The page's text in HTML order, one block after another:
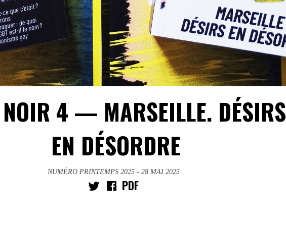
4 — MARSEILLE. DÉSIRS
EN DÉSORDRE
NUMÉRO PRINTEMPS 2025 - 28 MAI 2025
PDF